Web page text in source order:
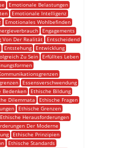
Emotionale Belastungen
Emotionale Intelligenz
Emotionales Wohlbefinden
Engagements
Von Der Realität
Entscheidend
Entstehung
Entwicklung
Zu Sein
Erfülltes Leben
Essensverschwendung
Bedenken
Ethische Bildung
Dilemmata
Ethische Fragen
Ethische Grenzen
Ethische Herausforderungen
Der Moderne
Ethische Prinzipien
Ethische Standards